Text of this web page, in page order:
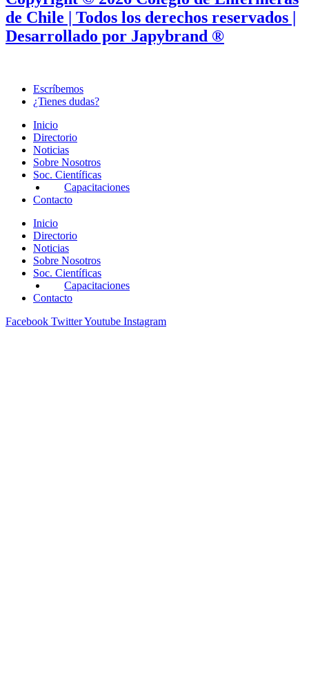
de Chile | Todos los derechos reservados |
Desarrollado por Japybrand ®
Escríbemos
¿Tienes dudas?
Inicio
Directorio
Noticias
Sobre Nosotros
Soc. Científicas
Capacitaciones
Contacto
Inicio
Directorio
Noticias
Sobre Nosotros
Soc. Científicas
Capacitaciones
Contacto
Facebook TwitterYoutube Instagram